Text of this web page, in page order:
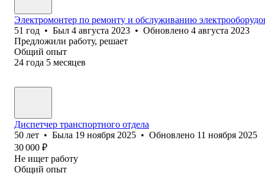
Электромонтер по ремонту и обслуживанию
51 год • Был 4 августа 2023 • Обновлено 4 августа 2023
Предложили работу, решает
Общий опыт
24 года 5 месяцев
Диспетчер транспортного отдела
50 лет • Была 19 ноября 2025 • Обновлено 11 ноября 2025
30 000 ₽
Не ищет работу
Общий опыт